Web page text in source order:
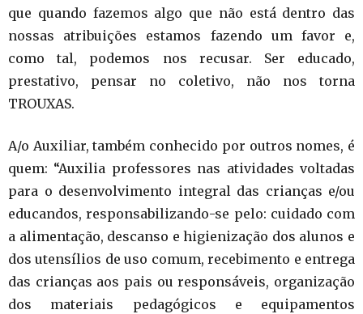
que quando fazemos algo que não está dentro das
nossas atribuições estamos fazendo um favor e,
como tal, podemos nos recusar. Ser educado,
prestativo, pensar no coletivo, não nos torna
TROUXAS.
A/o Auxiliar, também conhecido por outros nomes, é
quem: “Auxilia professores nas atividades voltadas
para o desenvolvimento integral das crianças e/ou
educandos, responsabilizando-se pelo: cuidado com
a alimentação, descanso e higienização dos alunos e
dos utensílios de uso comum, recebimento e entrega
das crianças aos pais ou responsáveis, organização
dos materiais pedagógicos e equipamentos